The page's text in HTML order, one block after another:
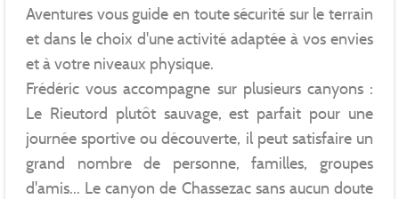
Aventures vous guide en toute sécurité sur le terrain
et dans le choix d'une activité adaptée à vos envies
et à votre niveaux physique.
Frédéric vous accompagne sur plusieurs canyons :
Le Rieutord plutôt sauvage, est parfait pour une
journée sportive ou découverte, il peut satisfaire un
grand nombre de personne, familles, groupes
d'amis... Le canyon de Chassezac sans aucun doute